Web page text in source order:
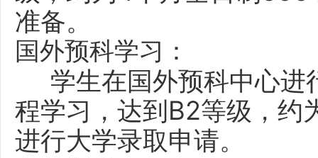
准备。
国外预科学习：
学生在国外预科中心进
程学习，达到B2等级，
进行大学录取申请。